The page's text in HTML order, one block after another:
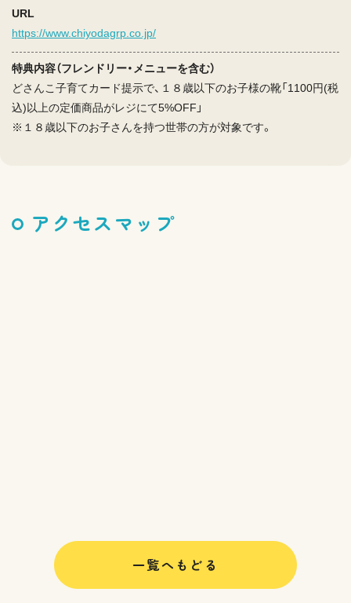
URL
https://www.chiyodagrp.co.jp/
特典内容（フレンドリー・メニューを含む）
どさんこ子育てカード提示で、１８歳以下のお子様の靴「1100円(税
込)以上の定価商品がレジにて5%OFF」
※１８歳以下のお子さんを持つ世帯の方が対象です。
アクセスマップ
一覧へもどる